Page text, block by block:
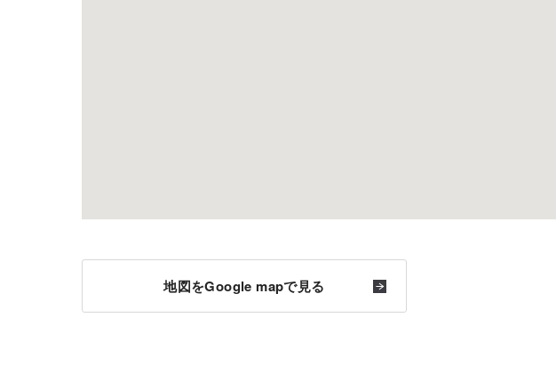
地図をGoogle mapで見る